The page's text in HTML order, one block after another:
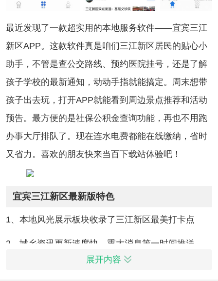
最近发现了一款超实用的本地服务软件——宜宾三江
新区APP。这款软件真是咱们三江新区居民的贴心小
助手，不管是查公交路线、预约医院挂号，还是了解
孩子学校的最新通知，动动手指就能搞定。周末想带
孩子出去玩，打开APP就能看到周边景点推荐和活动
预告。最方便的是社保公积金查询功能，再也不用跑
办事大厅排队了。现在连水电费都能在线缴纳，省时
又省力。喜欢的朋友快来当百下载站体验吧！
宜宾三江新区最新版特色
1、本地风光展示板块收录了三江新区最美打卡点
2、城乡资讯更新速度快，重大消息第一时间推送
展开内容